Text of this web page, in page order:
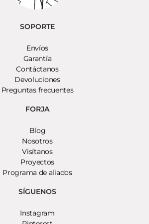
SOPORTE
Envíos
Garantía
Contáctanos
Devoluciones
Preguntas frecuentes
FORJA
Blog
Nosotros
Visítanos
Proyectos
Programa de aliados
SÍGUENOS
Instagram